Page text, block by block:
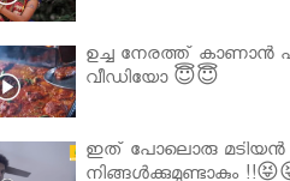
ഉച്ച നേരത്ത് കാണാൻ
വീഡിയോ 😇😇
ഇത് പോലൊരു മടിയൻ